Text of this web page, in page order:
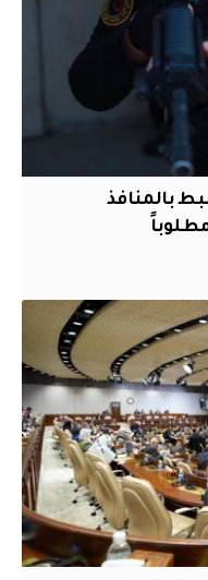
31 حالة ضبط بالمنافذ